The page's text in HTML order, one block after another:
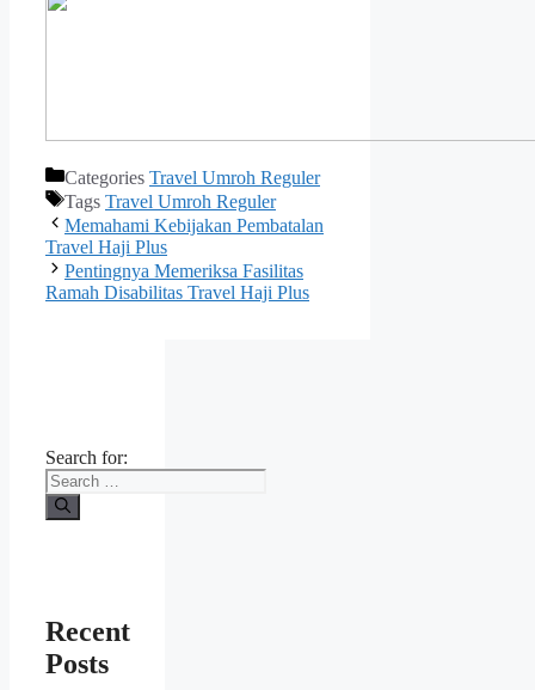
Categories Travel Umroh Reguler
Tags Travel Umroh Reguler
Memahami Kebijakan Pembatalan
Travel Haji Plus
Pentingnya Memeriksa Fasilitas
Ramah Disabilitas Travel Haji Plus
Search for:
Recent
Posts